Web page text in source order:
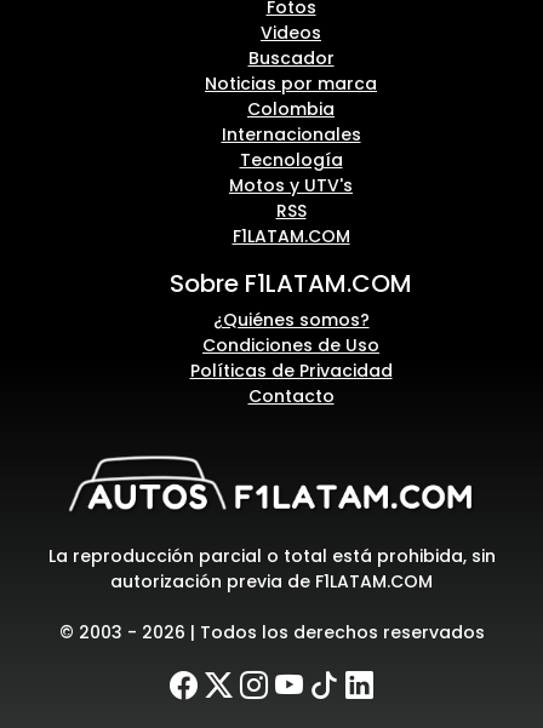
Fotos
Videos
Buscador
Noticias por marca
Colombia
Internacionales
Tecnología
Motos y UTV's
RSS
F1LATAM.COM
Sobre F1LATAM.COM
¿Quiénes somos?
Condiciones de Uso
Políticas de Privacidad
Contacto
La reproducción parcial o total está prohibida, sin
autorización previa de F1LATAM.COM
© 2003 - 2026 | Todos los derechos reservados